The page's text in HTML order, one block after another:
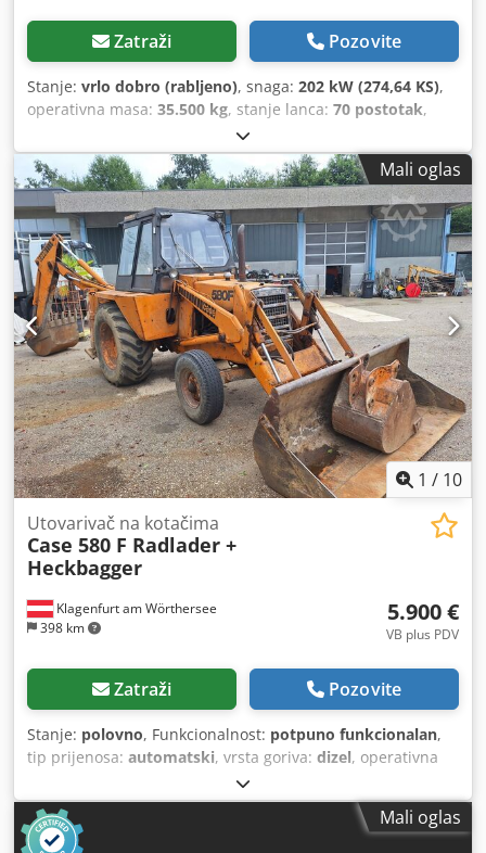
Zatraži Pozovite
Stanje: vrlo dobro (rabljeno), snaga: 202 kW (274,64 KS),
operativna masa: 35.500 kg, stanje lanca: 70 postotak,
, radni sati:
klima-uređaj,
Mali oglas
1 / 10
Klagenfurt am Wörthersee
398 km
Utovarivač na kotačima
Case 580 F Radlader +
Heckbagger
5.900 €
VB plus PDV
Zatraži Pozovite
Stanje: polovno, Funkcionalnost: potpuno funkcionalan,
tip prijenosa: automatski, vrsta goriva: dizel, operativna
, konfiguracija osovina:
registracija:10/1977, Godina izgradnje:1977, Oprema:
hidraulika
Mali oglas